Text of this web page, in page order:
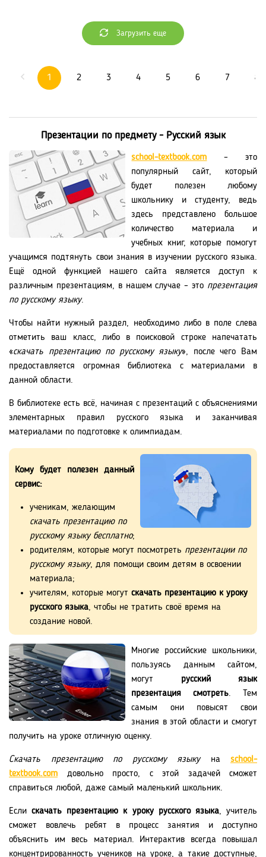
Загрузить еще
1 2 3 4 5 6 7 8
Презентации по предмету - Русский язык
school-textbook.com – это
популярный сайт, который
будет полезен любому
школьнику и студенту, ведь
здесь представлено большое
количество материала и
учебных книг, которые помогут
учащимся подтянуть свои знания в изучении русского языка.
Ещё одной функцией нашего сайта является доступ к
различным презентациям, в нашем случае – это презентация
по русскому языку.
Чтобы найти нужный раздел, необходимо либо в поле слева
отметить ваш класс, либо в поисковой строке напечатать
«скачать презентацию по русскому языку», после чего Вам
предоставляется огромная библиотека с материалами в
данной области.
В библиотеке есть всё, начиная с презентаций с объяснениями
элементарных правил русского языка и заканчивая
материалами по подготовке к олимпиадам.
Кому будет полезен данный
сервис:
ученикам, желающим
скачать презентацию по
русскому языку бесплатно;
родителям, которые могут посмотреть презентации по
русскому языку, для помощи своим детям в освоении
материала;
учителям, которые могут скачать презентацию к уроку
русского языка, чтобы не тратить своё время на
создание новой.
Многие российские школьники,
пользуясь данным сайтом,
могут русский язык
презентация смотреть. Тем
самым они повысят свои
знания в этой области и смогут
получить на уроке отличную оценку.
Скачать презентацию по русскому языкуна school-
textbook.com довольно просто, с этой задачей сможет
справиться любой, даже самый маленький школьник.
Еслискачать презентацию к уроку русского языка, учитель
сможет вовлечь ребят в процесс занятия и доступно
объяснить им весь материал. Интерактив всегда повышал
концентрированность учеников на уроке, а такие доступные,